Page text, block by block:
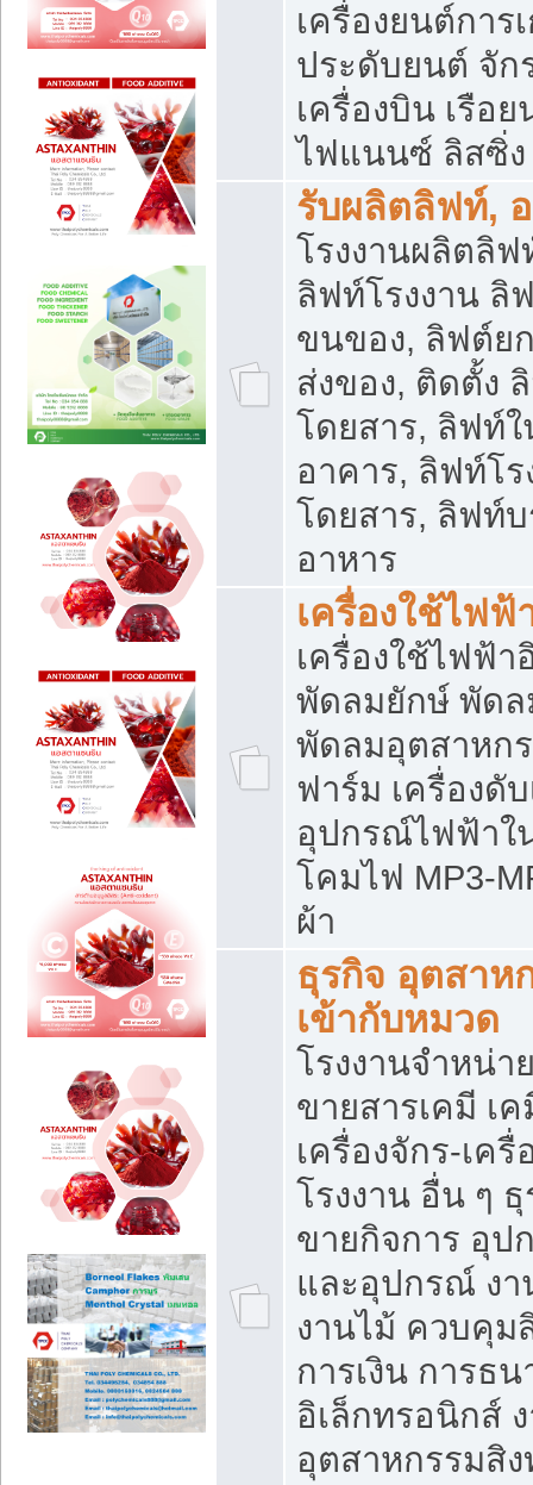
เครื่องยนต์การ
ประดับยนต์ จัก
เครื่องบิน เรือ
ไฟแนนซ์ ลิสซิ่ง
รับผลิตลิฟท์,
โรงงานผลิตลิ
ลิฟท์โรงงาน ลิ
ขนของ, ลิฟต์ย
ส่งของ, ติดตั้ง
โดยสาร, ลิฟท์
อาคาร, ลิฟท์โ
โดยสาร, ลิฟท์
อาหาร
เครื่องใช้ไฟฟ้
เครื่องใช้ไฟฟ้า
พัดลมยักษ์ พัด
พัดลมอุตสาหก
ฟาร์ม เครื่องดั
อุปกรณ์ไฟฟ้าใ
โคมไฟ MP3-
ผ้า
ธุรกิจ อุตสาห
เข้ากับหมวด
โรงงานจำหน่
ขายสารเคมี เ
เครื่องจักร-เค
โรงงาน อื่น ๆ
ขายกิจการ อุป
และอุปกรณ์ ง
งานไม้ ควบคุม
การเงิน การธ
อิเล็กทรอนิกส์
อุตสาหกรรมสิ